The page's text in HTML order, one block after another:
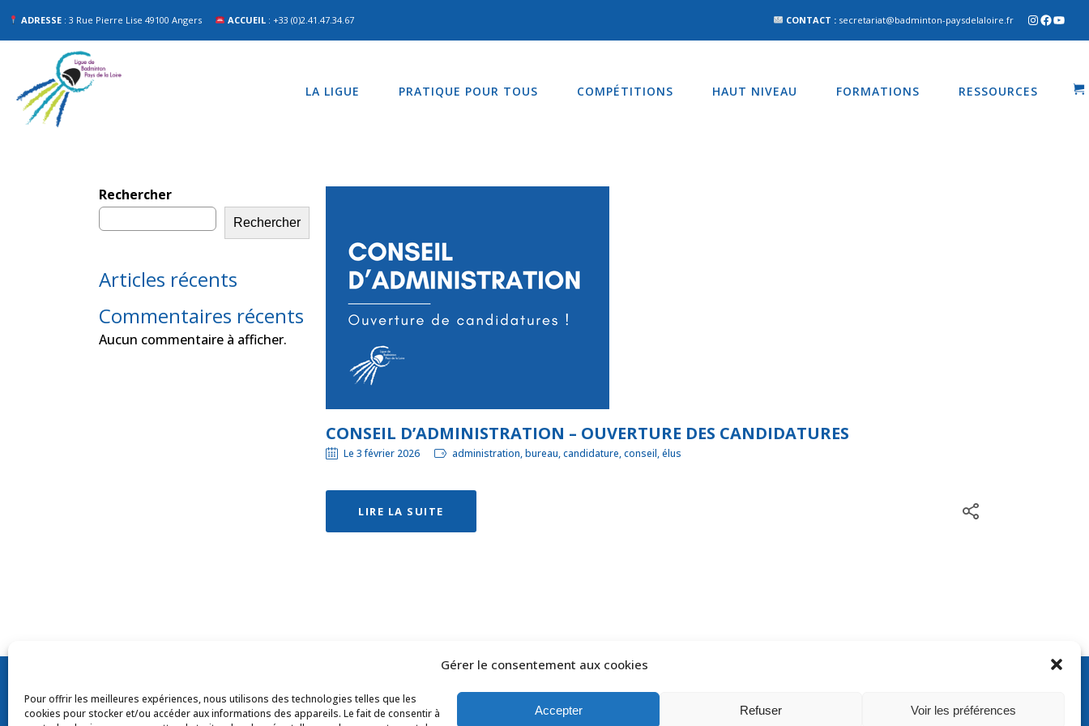
Gérer le consentement aux cookies
Pour offrir les meilleures expériences, nous utilisons des technologies telles que les
cookies pour stocker et/ou accéder aux informations des appareils. Le fait de consentir à
Accepter Refuser Voir les préférences
ADRESSE : 3 Rue Pierre Lise 49100 Angers ACCUEIL : +33 (0)2.41.47.34.67 CONTACT : secretariat@badminton-paysdelaloire.fr
LA LIGUE PRATIQUE POUR TOUS COMPÉTITIONS HAUT NIVEAU FORMATIONS RESSOURCES
Rechercher
Rechercher
Articles récents
Commentaires récents
Aucun commentaire à afficher.
CONSEIL D’ADMINISTRATION – OUVERTURE DES CANDIDATURES
Le 3 février 2026 administration, bureau, candidature, conseil, élus
LIRE LA SUITE
© Tous droits réservés Ligue des Pays de la Loire de Badminton -